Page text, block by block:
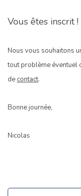
Vous êtes inscrit !
Nous vous souhaitons
tout problème éventuel
de contact.
Bonne journée,
Nicolas